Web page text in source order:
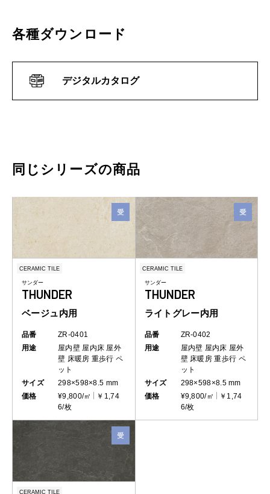
各種ダウンロード
デジタルカタログ
同じシリーズの商品
CERAMIC TILE
サンダー
THUNDER
ベージュ内用
品番
ZR-0401
用途
屋内壁 屋内床 屋外
壁 床暖房 重歩行 ペ
ット
サイズ
298×598×8.5 mm
価格
¥9,800/㎡
￥1,74
6/枚
CERAMIC TILE
サンダー
THUNDER
ライトグレー内用
品番
ZR-0402
用途
屋内壁 屋内床 屋外
壁 床暖房 重歩行 ペ
ット
サイズ
298×598×8.5 mm
価格
¥9,800/㎡
￥1,74
6/枚
CERAMIC TILE